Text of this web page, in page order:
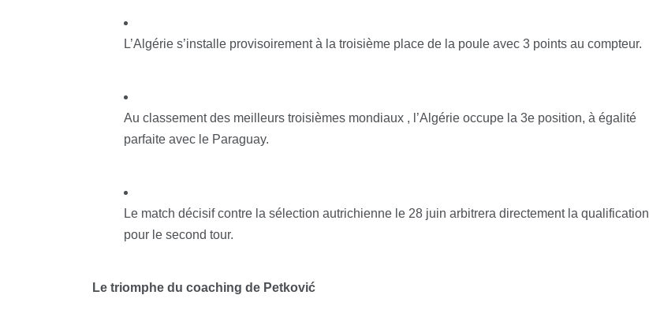
L’Algérie s’installe provisoirement à la troisième place de la poule avec 3 points au compteur.
Au classement des meilleurs troisièmes mondiaux , l’Algérie occupe la 3e position, à égalité
parfaite avec le Paraguay.
Le match décisif contre la sélection autrichienne le 28 juin arbitrera directement la qualification
pour le second tour.
Le triomphe du coaching de Petković